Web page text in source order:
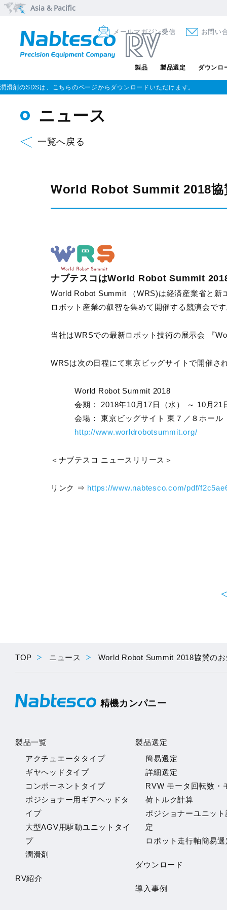
Asia & Pacific
メールマガジン受信 お問い
製品 製品選定 ダウンロ
潤滑剤のSDSは、こちらのページからダウンロードいただけます。
ニュース
一覧へ戻る
World Robot Summit 2018協
ナブテスコはWorld Robot Summit
World Robot Summit （WRS)は経済産業省と新
ロボット産業の叡智を集めて開催する競演会で
当社はWRSでの最新ロボット技術の展示会 『
WRSは次の日程にて東京ビッグサイトで開催さ
World Robot Summit 2018
会期： 2018年10月17日（水） ～ 10月21
会場： 東京ビッグサイト 東７／８ホール
http://www.worldrobotsummit.org/
＜ナブテスコ ニュースリリース＞
リンク ⇒ https://www.nabtesco.com/pdf/
TOP ニュース World Robot Summit 2018協賛の
精機カンパニー
製品一覧
アクチュエータタイプ
ギヤヘッドタイプ
コンポーネントタイプ
ポジショナー用ギアヘッドタ
イプ
大型AGV用駆動ユニットタイ
プ
潤滑剤
RV紹介
製品選定
簡易選定
詳細選定
RVW モータ回転数・
荷トルク計算
ポジショナーユニッ
定
ロボット走行軸簡易選
ダウンロード
導入事例